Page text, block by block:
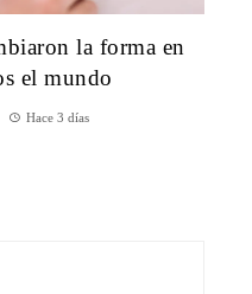
la forma en
el mundo
Hace 3 días